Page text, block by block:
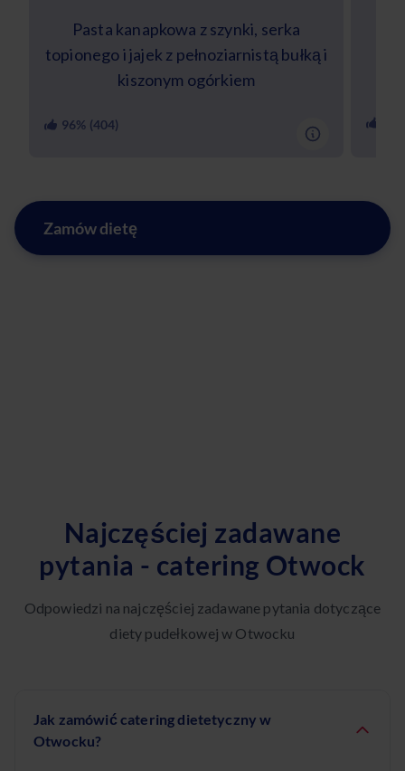
Pasta kanapkowa z szynki, serka
topionego i jajek z pełnoziarnistą bułką i
kiszonym ogórkiem
96% (404)
Zamów dietę
Najczęściej zadawane
pytania - catering Otwock
Odpowiedzi na najczęściej zadawane pytania dotyczące
diety pudełkowej w Otwocku
Jak zamówić catering dietetyczny w
Otwocku?